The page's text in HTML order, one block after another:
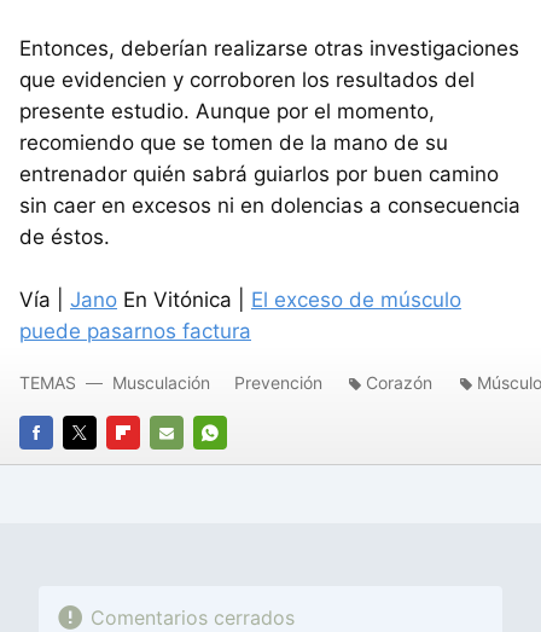
Entonces, deberían realizarse otras investigaciones
que evidencien y corroboren los resultados del
presente estudio. Aunque por el momento,
recomiendo que se tomen de la mano de su
entrenador quién sabrá guiarlos por buen camino
sin caer en excesos ni en dolencias a consecuencia
de éstos.
Vía | Jano En Vitónica | El exceso de músculo
puede pasarnos factura
FACEBOOK
TWITTERFLIPBOARD
E-
WHATSAPP
TEMAS Musculación Prevención Corazón Músculo
Comentarios cerrados